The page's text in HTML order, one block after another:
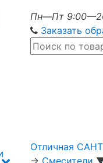
Пн—Пт
Заказать
Отличная
→ Смесители